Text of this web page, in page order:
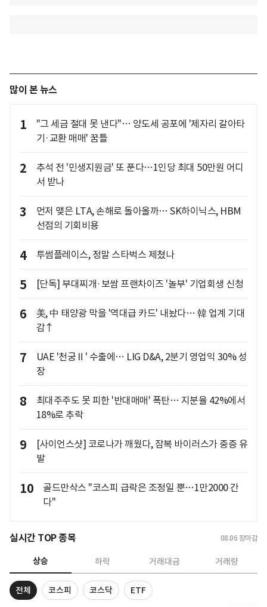
많이 본 뉴스
1
"그 세금 절대 못 낸다"… 양도세 공포에 '제자리 갈아타
기·교환 매매' 꿈틀
2
추석 전 '민생지원금' 또 푼다…1인당 최대 50만원 어디
서 받나
3
먼저 맺은 LTA, 손해로 돌아올까… SK하이닉스, HBM
선점의 기회비용
4 투썸플레이스, 정말 스타벅스 제쳤나
5 [단독] 부대찌개·보쌈 프랜차이즈 '놀부' 기업회생 신청
6
美, 中 태양광 막을 '역대급 카드' 내놨다… 韓 업계 기대
감↑
7
UAE '천궁Ⅱ' 수출에… LIG D&A, 2분기 영업익 30% 성
장
8
최대주주도 못 피한 '반대매매' 폭탄… 지분율 42%에서
18%로 추락
9
[사이언스샷] 코로나가 깨웠다, 잠복 바이러스가 중증 유
발
10
골드만삭스 "코스피 급락은 조정일 뿐…1만2000 간
다"
실시간 TOP 종목 08.06 장마감
상승 하락 거래대금 거래량
전체 코스피 코스닥 ETF